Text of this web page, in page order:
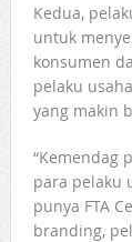
Kedua,
untuk
konsumen
pelaku
yang makin
“Kemendag
para pelaku
punya FTA
branding,